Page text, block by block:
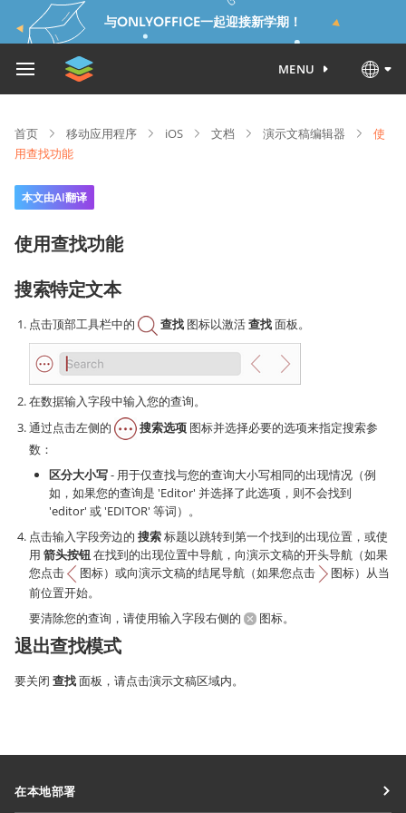
与ONLYOFFICE一起迎接新学期！
MENU
首页 移动应用程序 iOS 文档 演示文稿编辑器
使
用查找功能
本文由AI翻译
使用查找功能
搜索特定文本
点击顶部工具栏中的 查找 图标以激活查找面板。
在数据输入字段中输入您的查询。
通过点击左侧的
搜索选项 图标并选择必要的选项来指定搜索参
数：
区分大小写- 用于仅查找与您的查询大小写相同的出现情况（例
如，如果您的查询是 'Editor' 并选择了此选项，则不会找到
'editor' 或 'EDITOR' 等词）。
点击输入字段旁边的 搜索标题以跳转到第一个找到的出现位置，或使
用 箭头按钮 在找到的出现位置中导航，向演示文稿的开头导航（如果
您点击
图标）或向演示文稿的结尾导航（如果您点击
图标）从当
前位置开始。
要清除您的查询，请使用输入字段右侧的
图标。
退出查找模式
要关闭 查找面板，请点击演示文稿区域内。
在本地部署